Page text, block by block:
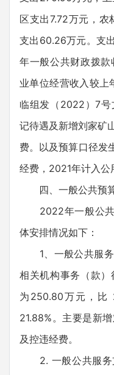
区支出7.72万元，
支出60.26万元。支
年一般公共财政拨
业单位经营收入较上
临组发（2022）7号
记待遇及新增刘家矿
费。以及预算口径发
经费，2021年计入公
四、一般公共预
2022年一般公共
体安排情况如下：
1、一般公共服务
相关机构事务（款
为250.80万元，比
21.88%。主要是新
及控违经费。
2. 一般公共服务